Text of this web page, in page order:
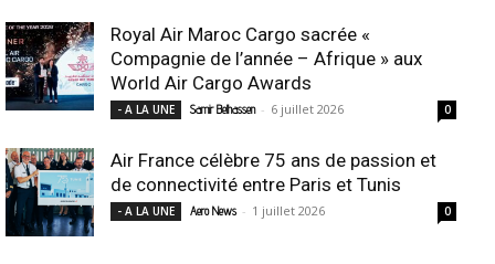
Royal Air Maroc Cargo sacrée «
Compagnie de l’année – Afrique » aux
World Air Cargo Awards
- A LA UNE Samir Belhassen - 6 juillet 2026 0
Air France célèbre 75 ans de passion et
de connectivité entre Paris et Tunis
- A LA UNE Aero News - 1 juillet 2026 0